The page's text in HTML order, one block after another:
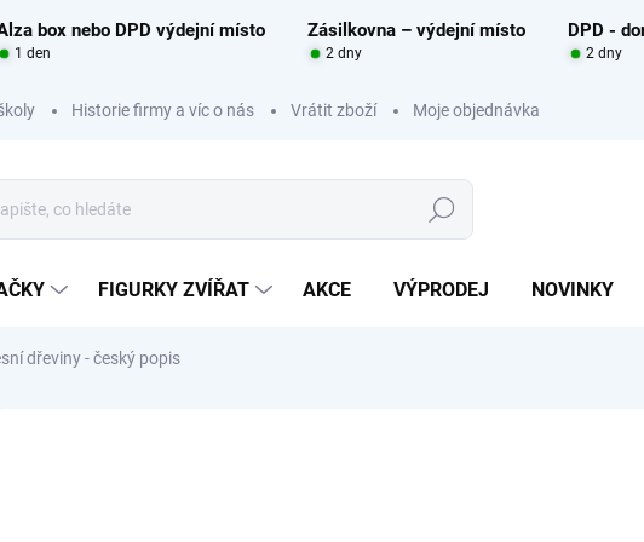
box nebo DPD výdejní místo Zásilkovna – výdejní místo DPD -
1 den 2 dny 2 dny
Historie firmy a víc o nás Vrátit zboží Moje objednávka
Hledat
FIGURKY ZVÍŘAT AKCE VÝPRODEJ NOVINKY
dřeviny - český popis